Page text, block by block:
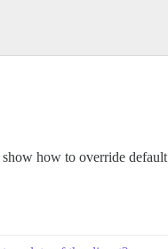
how to override default